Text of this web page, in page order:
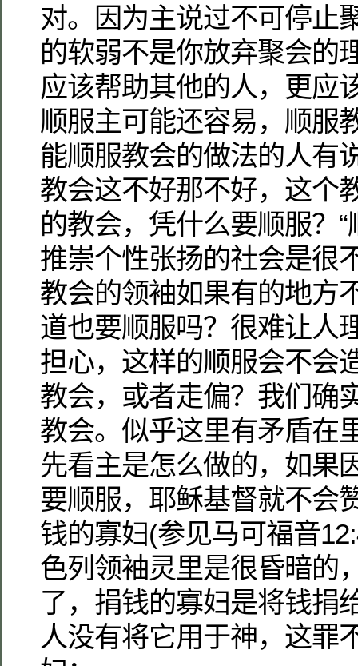
对。因为主说过不可停止
的软弱不是你放弃聚会的
应该帮助其他的人，更应
顺服主可能还容易，顺服
能顺服教会的做法的人有
教会这不好那不好，这个
的教会，凭什么要顺服？“
推崇个性张扬的社会是很
教会的领袖如果有的地方
道也要顺服吗？很难让人
担心，这样的顺服会不会
教会，或者走偏？我们确
教会。似乎这里有矛盾在
先看主是怎么做的，如果
要顺服，耶稣基督就不会
钱的寡妇(参见马可福音
色列领袖灵里是很昏暗的
了，捐钱的寡妇是将钱捐
人没有将它用于神，这罪